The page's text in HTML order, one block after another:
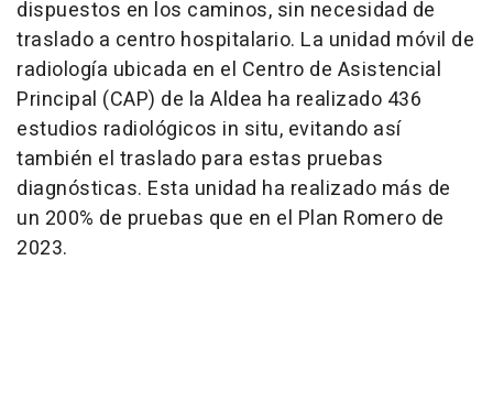
dispuestos en los caminos, sin necesidad de
traslado a centro hospitalario. La unidad móvil de
radiología ubicada en el Centro de Asistencial
Principal (CAP) de la Aldea ha realizado 436
estudios radiológicos in situ, evitando así
también el traslado para estas pruebas
diagnósticas. Esta unidad ha realizado más de
un 200% de pruebas que en el Plan Romero de
2023.